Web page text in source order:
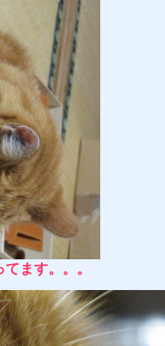
ます。。。